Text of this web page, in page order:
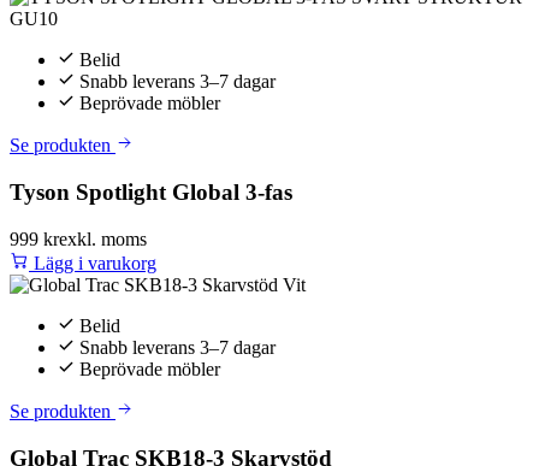
Belid
Snabb leverans 3–7 dagar
Beprövade möbler
Se produkten
Tyson Spotlight Global 3-fas
999 krexkl. moms
Lägg i varukorg
Belid
Snabb leverans 3–7 dagar
Beprövade möbler
Se produkten
Global Trac SKB18-3 Skarvstöd